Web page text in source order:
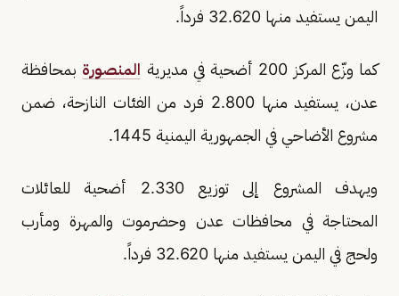
اليمن يستفيد منها 32.620 فرداً.
كما وزّع المركز 200 أضحية في مديرية المنصورة بمحافظة
عدن، يستفيد منها 2.800 فرد من الفئات النازحة، ضمن
مشروع الأضاحي في الجمهورية اليمنية 1445.
ويهدف المشروع إلى توزيع 2.330 أضحية للعائلات
المحتاجة في محافظات عدن وحضرموت والمهرة ومأرب
ولحج في اليمن يستفيد منها 32.620 فرداً.